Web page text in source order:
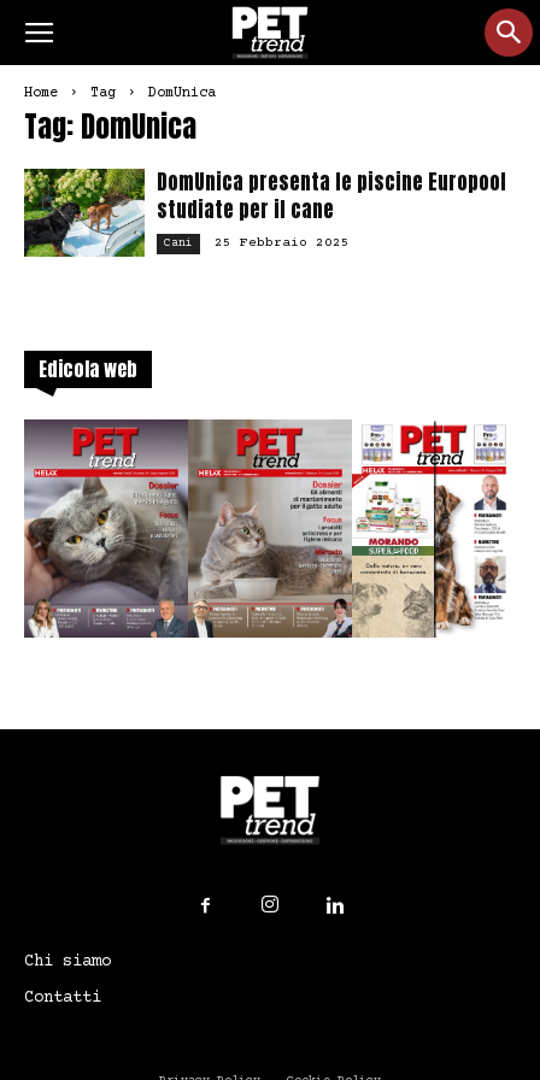
Home Tag DomUnica
Tag: DomUnica
DomUnica presenta le piscine Europool
studiate per il cane
Cani 25 Febbraio 2025
Edicola web
Chi siamo
Contatti